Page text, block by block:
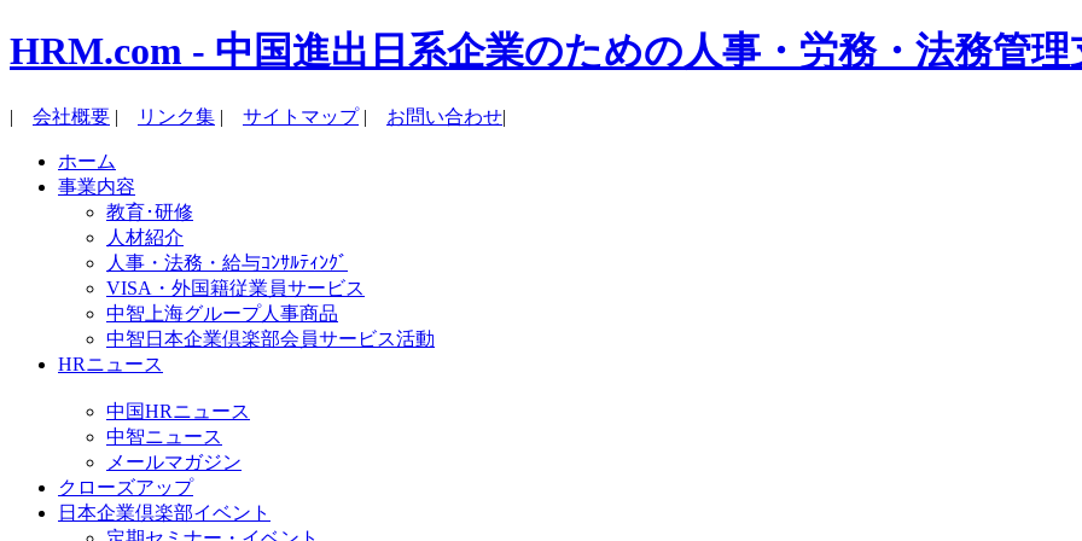
HRM.com - 中国進出日系企業のための人事・労務・法務管理
| 会社概要 | リンク集 | サイトマップ| お問い合わせ|
ホーム
事業内容
教育･研修
人材紹介
人事・法務・給与ｺﾝｻﾙﾃｨﾝｸﾞ
VISA・外国籍従業員サービス
中智上海グループ人事商品
中智日本企業倶楽部会員サービス活動
HRニュース
中国HRニュース
中智ニュース
メールマガジン
クローズアップ
日本企業倶楽部イベント